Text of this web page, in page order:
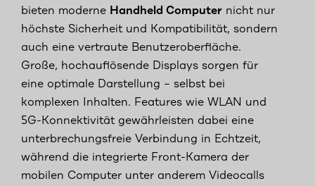
bieten moderne Handheld Computer nicht nur
höchste Sicherheit und Kompatibilität, sondern
auch eine vertraute Benutzeroberfläche.
Große, hochauflösende Displays sorgen für
eine optimale Darstellung – selbst bei
komplexen Inhalten. Features wie WLAN und
5G-Konnektivität gewährleisten dabei eine
unterbrechungsfreie Verbindung in Echtzeit,
während die integrierte Front-Kamera der
mobilen Computer unter anderem Videocalls